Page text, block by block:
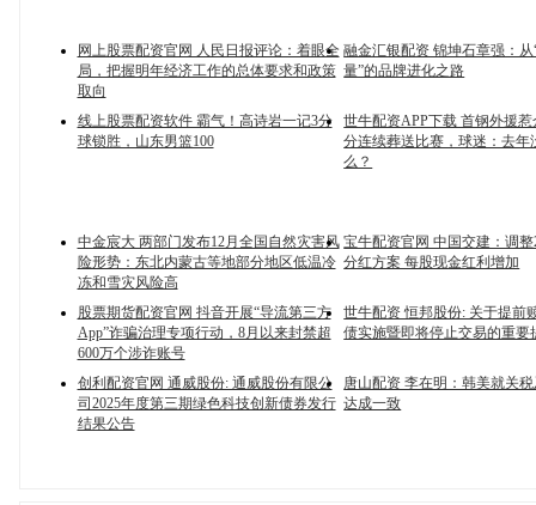
网上股票配资官网 人民日报评论：着眼全
局，把握明年经济工作的总体要求和政策
取向
融金汇银配资 锦坤石章强：从
量”的品牌进化之路
线上股票配资软件 霸气！高诗岩一记3分
球锁胜，山东男篮100
世牛配资APP下载 首钢外援惹
分连续葬送比赛，球迷：去年
么？
中金宸大 两部门发布12月全国自然灾害风
险形势：东北内蒙古等地部分地区低温冷
冻和雪灾风险高
宝牛配资官网 中国交建：调整
分红方案 每股现金红利增加
股票期货配资官网 抖音开展“导流第三方
App”诈骗治理专项行动，8月以来封禁超
600万个涉诈账号
世牛配资 恒邦股份: 关于提前
债实施暨即将停止交易的重要
创利配资官网 通威股份: 通威股份有限公
司2025年度第三期绿色科技创新债券发行
结果公告
唐山配资 李在明：韩美就关
达成一致